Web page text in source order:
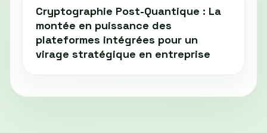
Cryptographie Post-Quantique : La
montée en puissance des
plateformes intégrées pour un
virage stratégique en entreprise